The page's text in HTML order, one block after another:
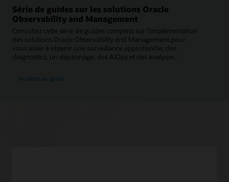
Série de guides sur les solutions Oracle
Observability and Management
Consultez cette série de guides complets sur l'implémentation
des solutions Oracle Observability and Management pour
vous aider à obtenir une surveillance approfondie, des
diagnostics, un dépannage, des AIOps et des analyses.
Accéder au guide